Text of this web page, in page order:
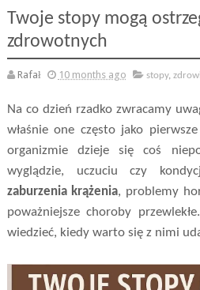
Twoje stopy mogą
zdrowotnych
Rafał 10 months ago stopy,
Na co dzień rzadko zwracamy
właśnie one często jako
organizmie dzieje się coś
wyglądzie, uczuciu czy
zaburzenia krążenia, problemy
poważniejsze choroby
wiedzieć, kiedy warto się z nimi